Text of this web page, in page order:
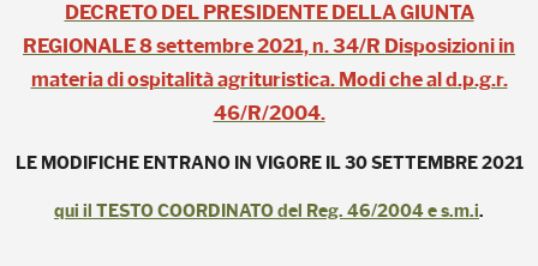
DECRETO DEL PRESIDENTE DELLA GIUNTA
REGIONALE 8 settembre 2021, n. 34/R Disposizioni in
materia di ospitalità agrituristica. Modi che al d.p.g.r.
46/R/2004.
LE MODIFICHE ENTRANO IN VIGORE IL 30 SETTEMBRE 2021
qui il TESTO COORDINATO del Reg. 46/2004 e s.m.i.